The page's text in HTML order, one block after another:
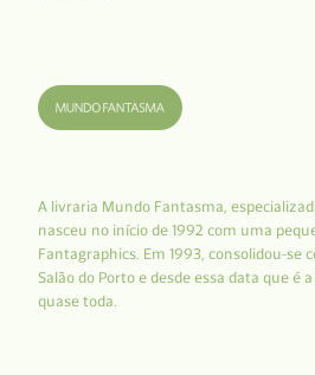
A livraria Mundo Fantasma,
nasceu no início de 1992 com uma
Fantagraphics. Em 1993, consolidou-se
Salão do Porto e desde essa data que é
quase toda.